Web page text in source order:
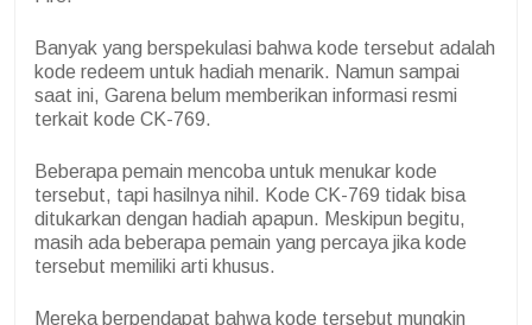
Banyak yang berspekulasi bahwa kode tersebut adalah
kode redeem untuk hadiah menarik. Namun sampai
saat ini, Garena belum memberikan informasi resmi
terkait kode CK-769.
Beberapa pemain mencoba untuk menukar kode
tersebut, tapi hasilnya nihil. Kode CK-769 tidak bisa
ditukarkan dengan hadiah apapun. Meskipun begitu,
masih ada beberapa pemain yang percaya jika kode
tersebut memiliki arti khusus.
Mereka berpendapat bahwa kode tersebut mungkin